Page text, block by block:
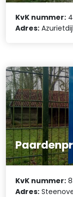
KvK nummer:
Adres:
KvK nummer:
Adres: